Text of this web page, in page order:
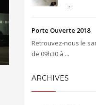
...
Porte Ouverte 2018
Retrouvez-nous le
de 09h30 à ...
ARCHIVES